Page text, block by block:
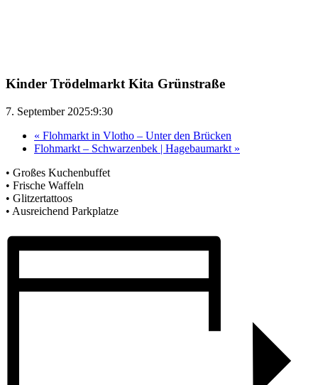
Kinder Trödelmarkt Kita Grünstraße
7. September 2025:9:30
« Flohmarkt in Vlotho – Unter den Brücken
Flohmarkt – Schwarzenbek | Hagebaumarkt »
• Großes Kuchenbuffet
• Frische Waffeln
• Glitzertattoos
• Ausreichend Parkplatze